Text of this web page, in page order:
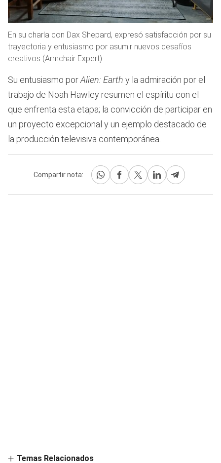
En su charla con Dax Shepard, expresó satisfacción por su
trayectoria y entusiasmo por asumir nuevos desafíos
creativos (Armchair Expert)
Su entusiasmo porAlien: Earth y la admiración por el
trabajo de Noah Hawley resumen el espíritu con el
que enfrenta esta etapa; la convicción de participar en
un proyecto excepcional y un ejemplo destacado de
la producción televisiva contemporánea.
Compartir nota:
Temas Relacionados